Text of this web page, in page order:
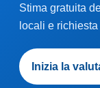
Stima gratuita
locali e
Inizia la